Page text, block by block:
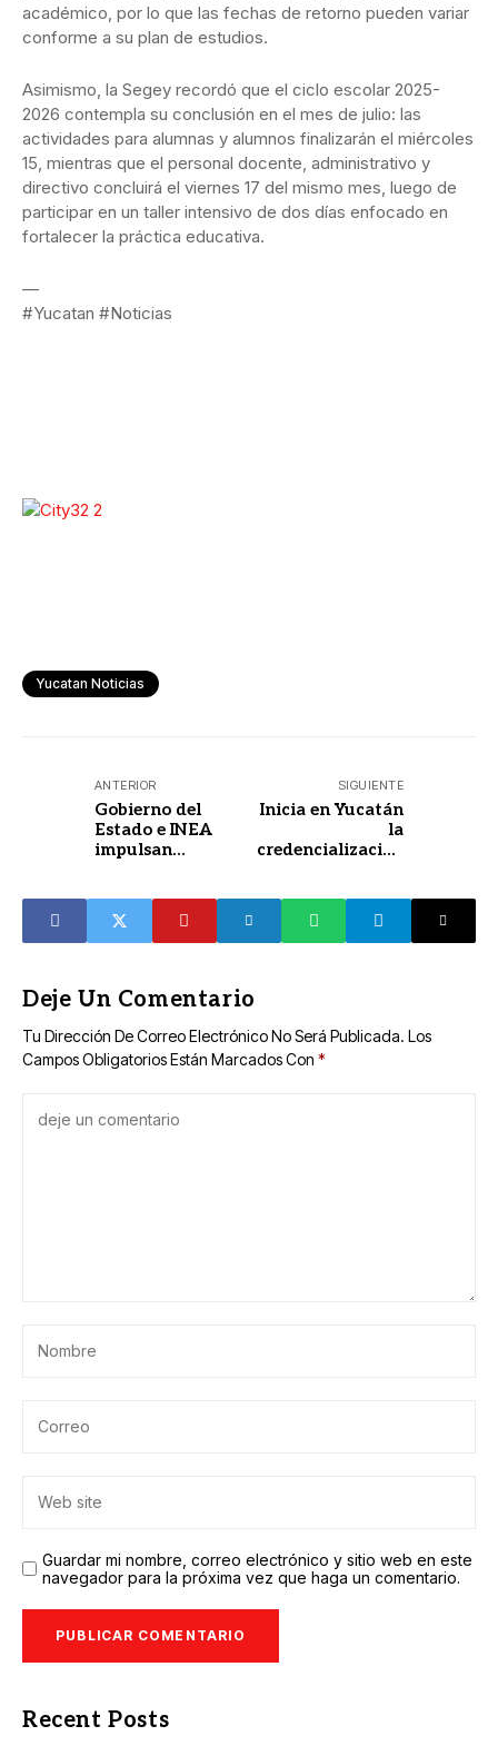
académico, por lo que las fechas de retorno pueden variar
conforme a su plan de estudios.
Asimismo, la Segey recordó que el ciclo escolar 2025-
2026 contempla su conclusión en el mes de julio: las
actividades para alumnas y alumnos finalizarán el miércoles
15, mientras que el personal docente, administrativo y
directivo concluirá el viernes 17 del mismo mes, luego de
participar en un taller intensivo de dos días enfocado en
fortalecer la práctica educativa.
—
#Yucatan #Noticias
Yucatan Noticias
ANTERIOR
Gobierno del
Estado e INEA
impulsan
personas en
Yucatán
SIGUIENTE
Inicia en Yucatán
la
credencialización
Salud
Deje Un Comentario
Tu Dirección De Correo Electrónico No Será Publicada. Los
Campos Obligatorios Están Marcados Con *
Guardar mi nombre, correo electrónico y sitio web en este
navegador para la próxima vez que haga un comentario.
Recent Posts